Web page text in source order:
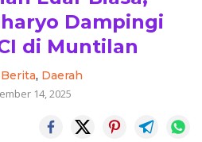
Dampingi
di Muntilan
Berita, Daerah
14, 2025